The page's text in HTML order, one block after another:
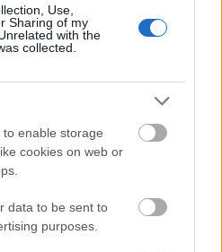
Use,
Sharing of my
with the
collected.
enable storage
cookies on web or
data to be sent to
purposes.
akivel nem találkoztam
úgy hozta a sors, hogy a
Az emlékeimben ...